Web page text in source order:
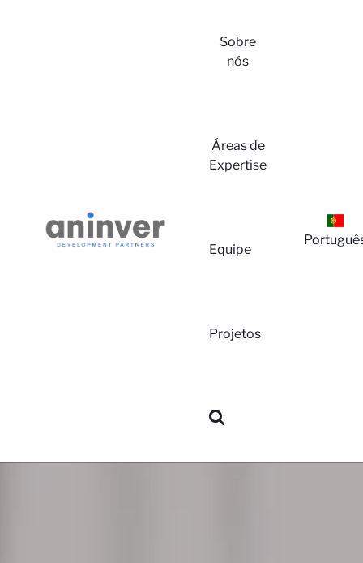
Sobre
nós
Áreas de
Expertise
Equipe
Projetos
Login
Sobre
nós